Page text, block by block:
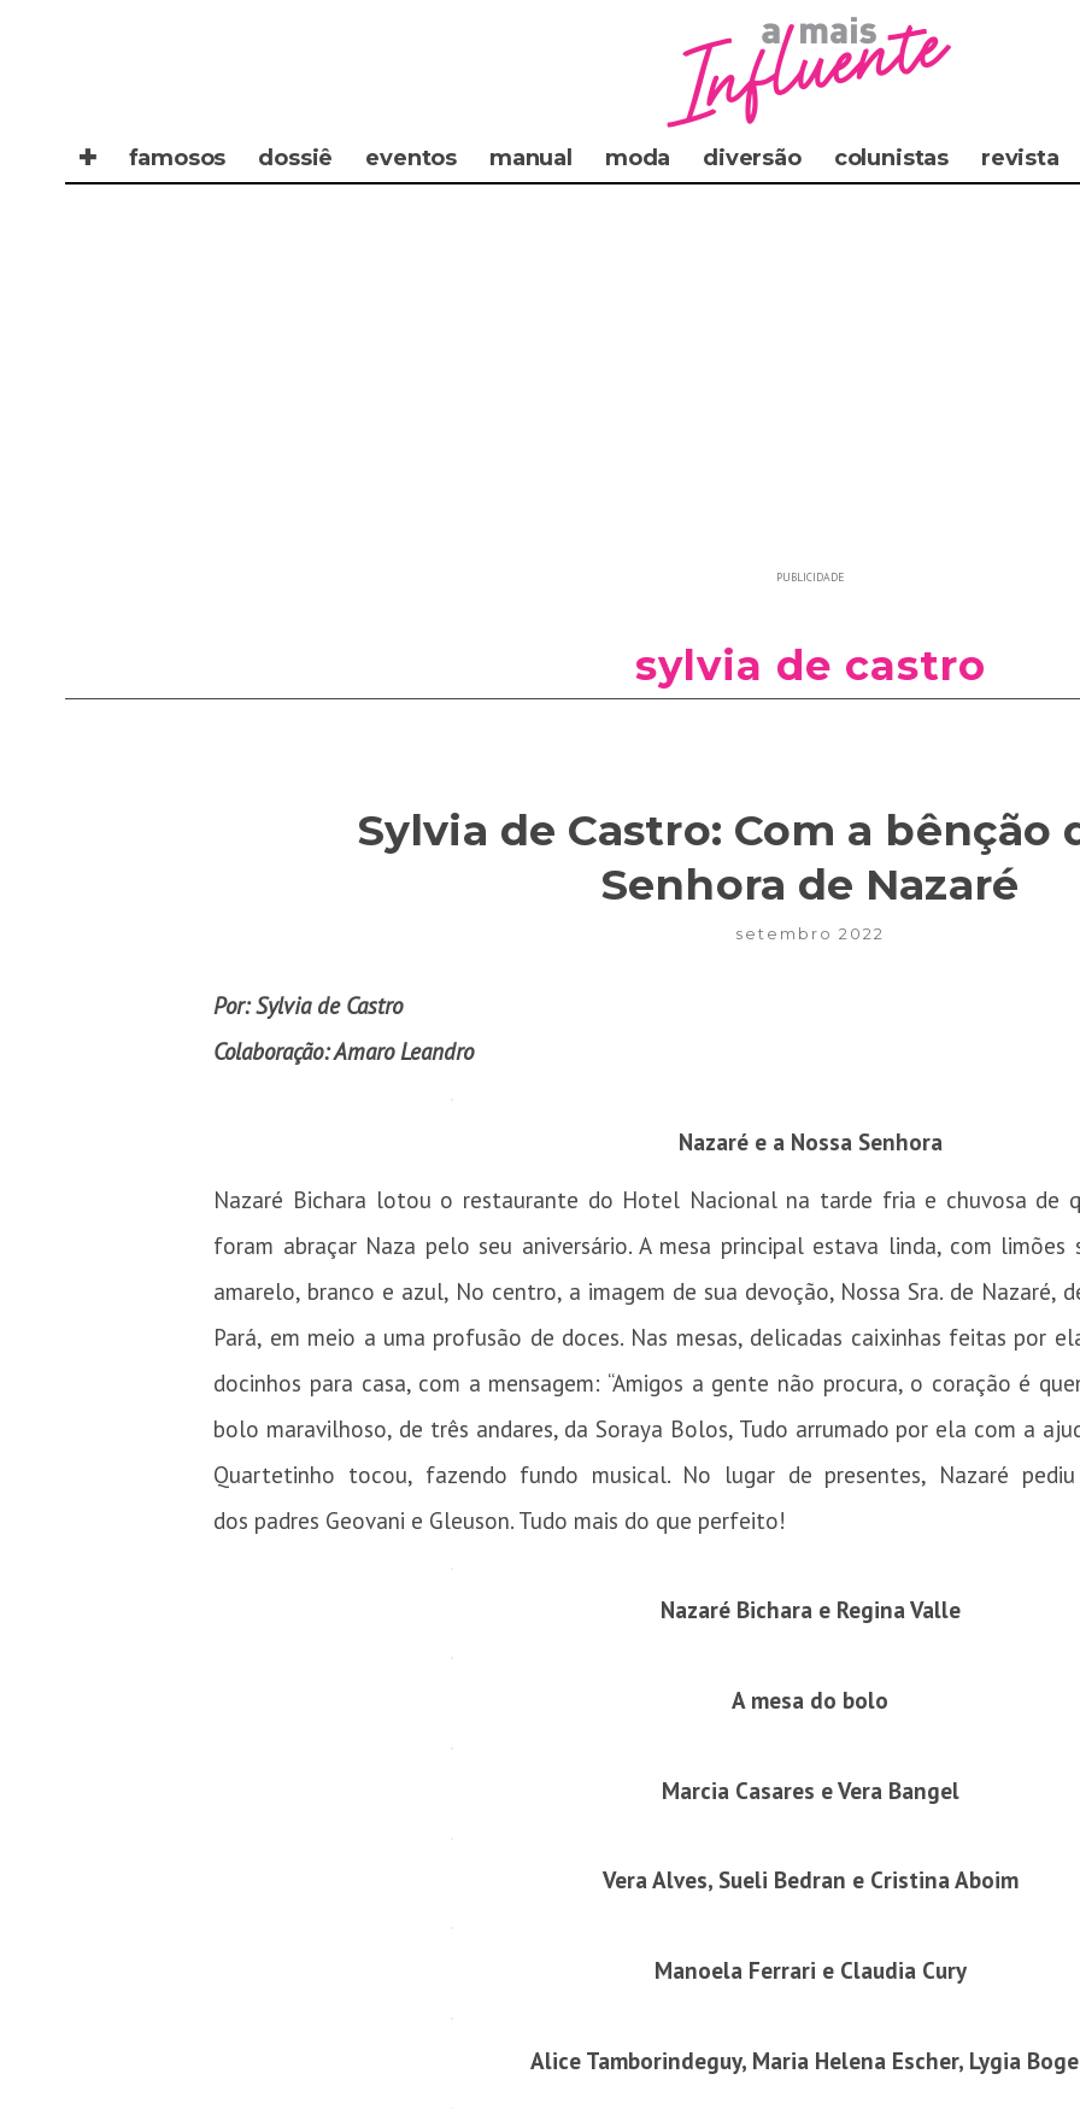
✚ famosos dossiê eventos manual moda diversão colunistas revista
PUBLICIDADE
sylvia de castro
Sylvia de Castro: Com a bênção
Senhora de Nazaré
setembro 2022
Por: Sylvia de Castro
Colaboração: Amaro Leandro
Nazaré e a Nossa Senhora
Nazaré Bichara lotou o restaurante do Hotel Nacional na tarde fria e chuvosa de
foram abraçar Naza pelo seu aniversário. A mesa principal estava linda, com
amarelo, branco e azul, No centro, a imagem de sua devoção, Nossa Sra. de
Pará, em meio a uma profusão de doces. Nas mesas, delicadas caixinhas feitas por
docinhos para casa, com a mensagem: “Amigos a gente não procura, o coração é
bolo maravilhoso, de três andares, da Soraya Bolos, Tudo arrumado por ela com a
Quartetinho tocou, fazendo fundo musical. No lugar de presentes, Nazaré
dos padres Geovani e Gleuson. Tudo mais do que perfeito!
Nazaré Bichara e Regina Valle
A mesa do bolo
Marcia Casares e Vera Bangel
Vera Alves, Sueli Bedran e Cristina Aboim
Manoela Ferrari e Claudia Cury
Alice Tamborindeguy, Maria Helena Escher, Lygia